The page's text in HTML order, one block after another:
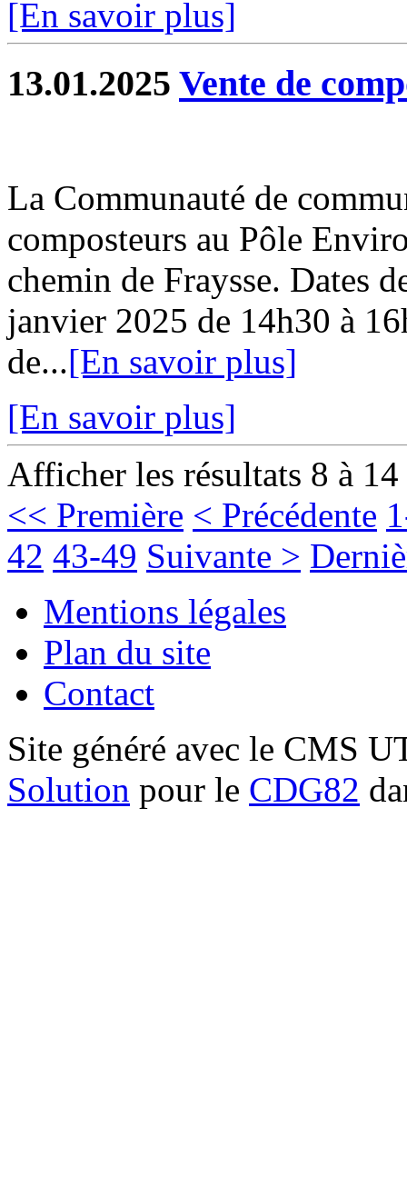
[En savoir plus]
13.01.2025 Vente de
La Communauté de
composteurs au Pôle
chemin de Fraysse. Dates
janvier 2025 de 14h30 à
de...[En savoir plus]
[En savoir plus]
Afficher les résultats 8 à
<< Première < Précédente
42 43-49 Suivante >
Mentions légales
Plan du site
Contact
Site généré avec le CMS
Solution pour le CDG82